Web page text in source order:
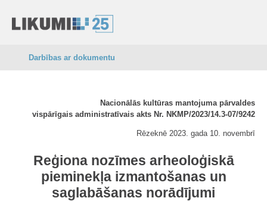
Darbības ar dokumentu
Nacionālās kultūras mantojuma pārvaldes
vispārīgais administratīvais akts Nr. NKMP/2023/14.3-07/9242
Rēzeknē 2023. gada 10. novembrī
Reģiona nozīmes arheoloģiskā
pieminekļa izmantošanas un
saglabāšanas norādījumi